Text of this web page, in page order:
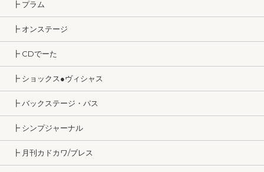
┣ プラム
┣ オンステージ
┣ CDでーた
┣ ショックス●ヴィシャス
┣ バックステージ・パス
┣ シンプジャーナル
┣ 月刊カドカワ/ブレス